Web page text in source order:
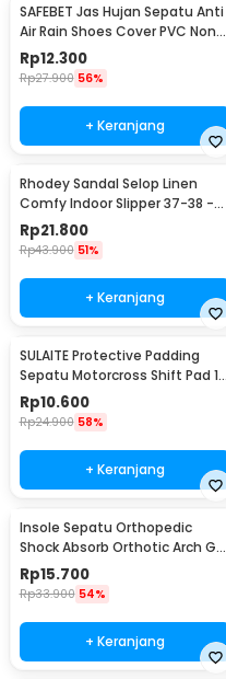
SAFEBET Jas Hujan Sepatu Anti
Air Rain Shoes Cover PVC Non
Slip Strap M 37-39 - H-101
Rp12.300
Rp27.900 56%
+ Keranjang
Rhodey Sandal Selop Linen
Comfy Indoor Slipper 37-38 -
YT22
Rp21.800
Rp43.900 51%
+ Keranjang
SULAITE Protective Padding
Sepatu Motorcross Shift Pad 1
PCS - GT-106
Rp10.600
Rp24.900 58%
+ Keranjang
Insole Sepatu Orthopedic
Shock Absorb Orthotic Arch Gel
Foam L - ZYD17
Rp15.700
Rp33.900 54%
+ Keranjang